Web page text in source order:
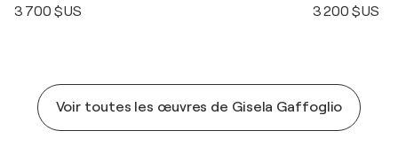
3 700 $US 3 200 $US
Voir toutes les œuvres de Gisela Gaffoglio